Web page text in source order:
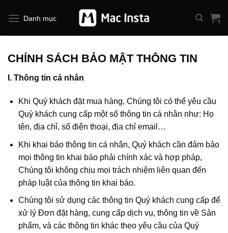
qua
Danh mục
CHÍNH SÁCH BẢO MẬT THÔNG TIN
I. Thông tin cá nhân
Khi Quý khách đặt mua hàng, Chúng tôi có thể yêu cầu
Quý khách cung cấp một số thông tin cá nhân như: Họ
tên, địa chỉ, số điện thoại, địa chỉ email…
Khi khai báo thông tin cá nhân, Quý khách cần đảm bảo
mọi thông tin khai báo phải chính xác và hợp pháp,
Chúng tôi không chịu mọi trách nhiệm liên quan đến
pháp luật của thông tin khai báo.
Chúng tôi sử dụng các thông tin Quý khách cung cấp để
xử lý Đơn đặt hàng, cung cấp dịch vụ, thông tin về Sản
phẩm, và các thông tin khác theo yêu cầu của Quý